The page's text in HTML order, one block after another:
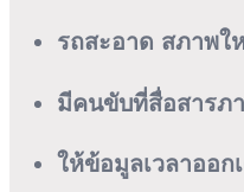
รถสะอาด สภาพใ
มีคนขับที่สื่อสารภ
ให้ข้อมูลเวลาออก